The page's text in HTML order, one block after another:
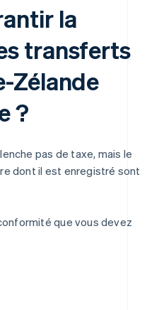
la
transferts
Zélande
?
pas de taxe, mais le
dont il est enregistré sont
que vous devez